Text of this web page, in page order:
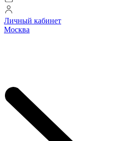
Личный кабинет
Москва